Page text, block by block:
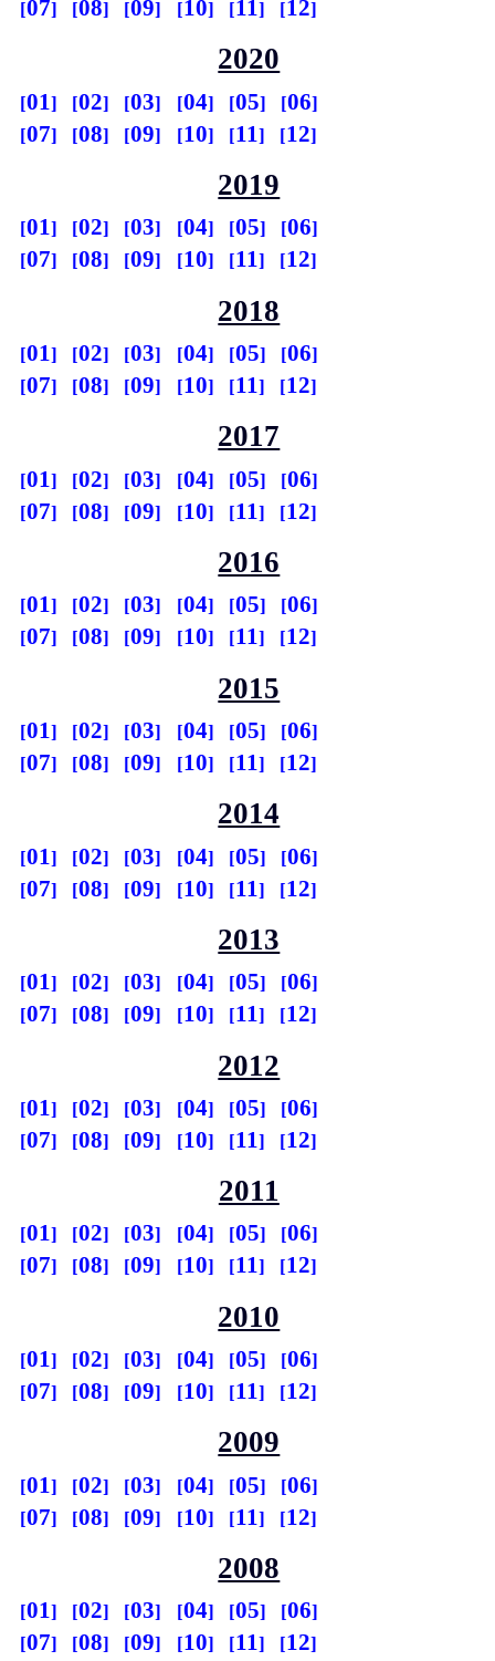
07 08 09 10 11 12
2020
01 02 03 04 05
06
07
08 09 10 11 12
2019
01 02 03 04 05
06
07
08 09 10 11 12
2018
01 02 03 04 05
06
07
08 09 10 11 12
2017
01 02 03 04 05
06
07
08 09 10 11 12
2016
01 02 03 04 05
06
07
08 09 10 11 12
2015
01 02 03 04 05
06
07
08 09 10 11 12
2014
01 02 03 04 05
06
07
08 09 10 11 12
2013
01 02 03 04 05
06
07
08 09 10 11 12
2012
01 02 03 04 05
06
07
08 09 10 11 12
2011
01 02 03 04 05
06
07
08 09 10 11 12
2010
01 02 03 04 05
06
07
08 09 10 11 12
2009
01 02 03 04 05
06
07
08 09 10 11 12
2008
01 02 03 04 05
06
07
08 09 10 11 12